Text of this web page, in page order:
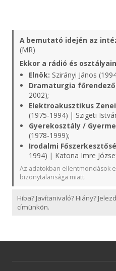
A bemutató idején az
(MR)
Ekkor a rádió és
Elnök: Szirányi János
Dramaturgia
2002);
Elektroakusztikus
(1975-1994) | Szigeti
Gyerekosztály /
(1978-1999);
Irodalmi
1994) | Katona Imre
Az adatokban ellentmondások
bizonytalansága miatt.
Hiba? Javítanivaló? Hiány?
címünkön.